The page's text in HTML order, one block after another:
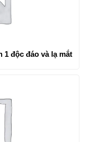
1 độc đáo và lạ mắt